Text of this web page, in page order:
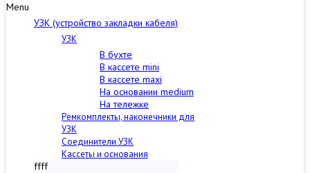
Menu
УЗК (устройство закладки кабеля)
УЗК
В бухте
В кассете mini
В кассете maxi
На основании medium
На тележке
Ремкомплекты, наконечники для
УЗК
Соединители УЗК
Кассеты и основания
ffff